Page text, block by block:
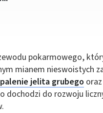
pokarmowego,
mianem nieswoistych
jelita grubego oraz
dochodzi do rozwoju